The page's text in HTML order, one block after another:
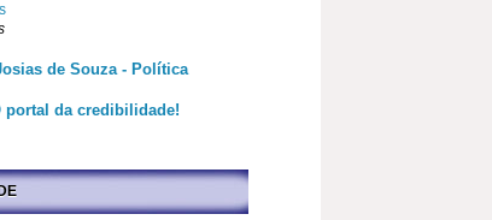
de Souza - Política
portal da credibilidade!